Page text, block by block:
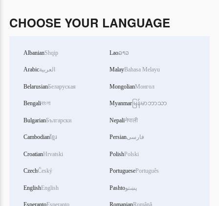
CHOOSE YOUR LANGUAGE
AlbanianShqip
Arabicالعربية
BelarusianБеларуская
Bengaliবাংলা
BulgarianБългарски
Cambodianខ្មែរ
CroatianHrvatski
CzechČeský
EnglishEnglish
Laoລາວ
MalayBahasa Melayu
MongolianМонгол
Myanmar မြန်မာဘာသာ
Nepaliनेपाली
Persianفارسی
PolishPolski
PortuguesePortuguês
Pashtoپښتو